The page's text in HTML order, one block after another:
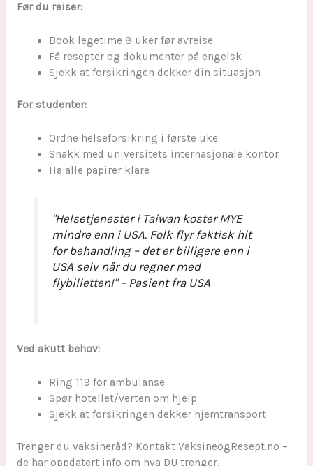
Før du reiser:
Book legetime 8 uker før avreise
Få resepter og dokumenter på engelsk
Sjekk at forsikringen dekker din situasjon
For studenter:
Ordne helseforsikring i første uke
Snakk med universitets internasjonale kontor
Ha alle papirer klare
"Helsetjenester i Taiwan koster MYE
mindre enn i USA. Folk flyr faktisk hit
for behandling – det er billigere enn i
USA selv når du regner med
flybilletten!" – Pasient fra USA
Ved akutt behov:
Ring 119 for ambulanse
Spør hotellet/verten om hjelp
Sjekk at forsikringen dekker hjemtransport
Trenger du vaksineråd? Kontakt VaksineogResept.no –
de har oppdatert info om hva DU trenger.